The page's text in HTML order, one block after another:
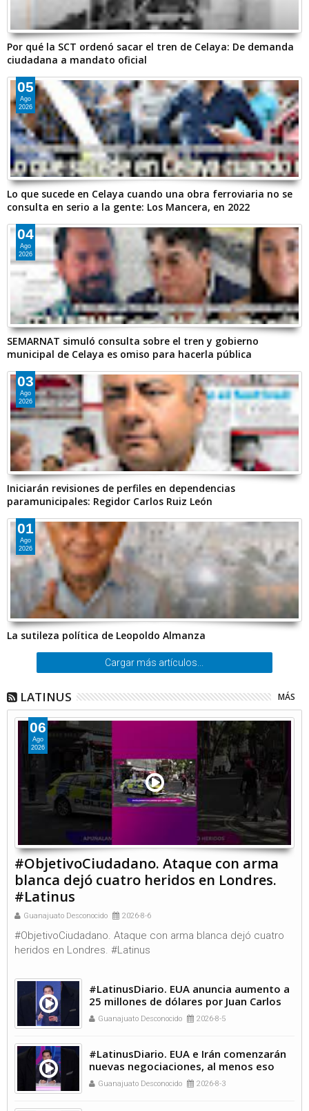
Por qué la SCT ordenó sacar el tren de Celaya: De demanda
ciudadana a mandato oficial
Lo que sucede en Celaya cuando una obra ferroviaria no se
consulta en serio a la gente: Los Mancera, en 2022
05
Ago
2026
SEMARNAT simuló consulta sobre el tren y gobierno
municipal de Celaya es omiso para hacerla pública
04
Ago
2026
Iniciarán revisiones de perfiles en dependencias
paramunicipales: Regidor Carlos Ruiz León
03
Ago
2026
La sutileza política de Leopoldo Almanza
01
Ago
2026
Cargar más artículos...
LATINUS MÁS
06
Ago
2026
#ObjetivoCiudadano. Ataque con arma
blanca dejó cuatro heridos en Londres.
#Latinus
Guanajuato Desconocido 2026-8-6
#ObjetivoCiudadano. Ataque con arma blanca dejó cuatro
heridos en Londres. #Latinus
#LatinusDiario. EUA anuncia aumento a
25 millones de dólares por Juan Carlos
Valencia. #Latinus
Guanajuato Desconocido 2026-8-5
#LatinusDiario. EUA e Irán comenzarán
nuevas negociaciones, al menos eso
dijo el presidente Trump
Guanajuato Desconocido 2026-8-3